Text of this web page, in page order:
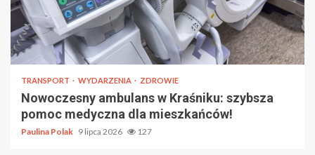
TRANSPORT WYDARZENIA ZDROWIE
Nowoczesny ambulans w Kraśniku: szybsza
pomoc medyczna dla mieszkańców!
Paulina Polak 9 lipca 2026 127